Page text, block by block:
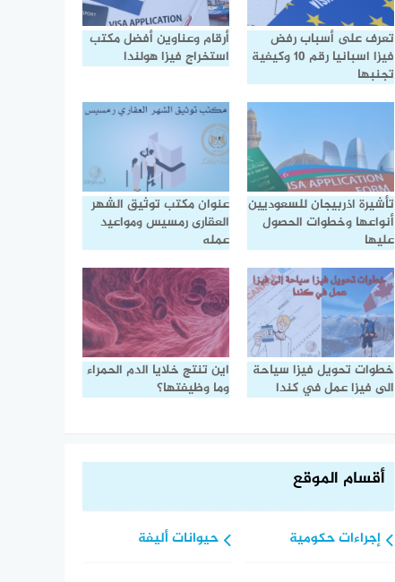
تعرف على أسباب رفض
فيزا اسبانيا رقم 10 وكيفية
تجنبها
أرقام وعناوين أفضل مكتب
استخراج فيزا هولندا
تأشيرة اذربيجان للسعوديين
أنواعها وخطوات الحصول
عليها
عنوان مكتب توثيق الشهر
العقارى رمسيس ومواعيد
عمله
خطوات تحويل فيزا سياحة
الى فيزا عمل في كندا
اين تنتج خلايا الدم الحمراء
وما وظيفتها؟
أقسام الموقع
إجراءات حكومية حيوانات أليفة